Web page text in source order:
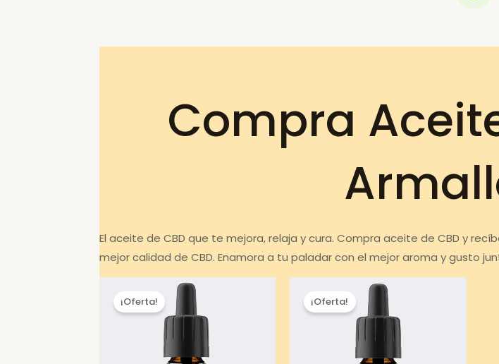
Compra
El aceite de CBD que te mejora, relaja y cura. Compra aceite de CBD y
mejor calidad de CBD. Enamora a tu paladar con el mejor aroma y gusto
¡Oferta! ¡Oferta!